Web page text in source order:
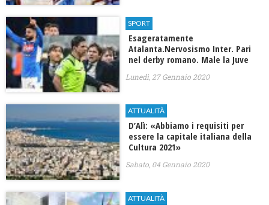
SPORT
Esageratamente
Atalanta.Nervosismo Inter. Pari
nel derby romano. Male la Juve
Lunedì, 27 Gennaio 2020
ATTUALITÀ
D’Alì: «Abbiamo i requisiti per
essere la capitale italiana della
Cultura 2021»
Sabato, 04 Gennaio 2020
ATTUALITÀ